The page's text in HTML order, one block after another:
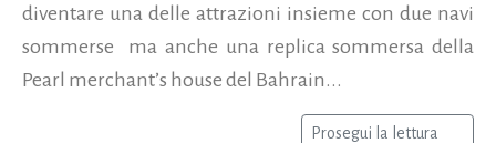
diventare una delle attrazioni insieme con due navi
sommerse ma anche una replica sommersa della
Pearl merchant’s house del Bahrain...
Prosegui la lettura